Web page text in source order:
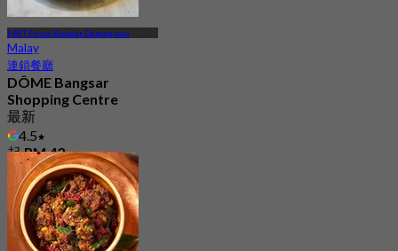
MRT Pusat Bandar Damansara
Malay
連鎖餐廳
DÔME Bangsar
Shopping Centre
最新
4.5
起RM 43